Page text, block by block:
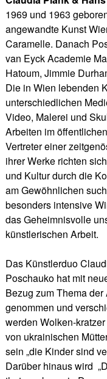
1969 und 1963
angewandte Kunst
Caramelle. Danach
van Eyck Academie
Hatoum, Jimmie
Die in Wien lebenden
unterschiedlichen
Video, Malerei und
Arbeiten im
Vertreter einer
ihrer Werke richten
und Kultur durch die
am Gewöhnlichen
besonders intensive
das Geheimnisvolle
künstlerischen Arbeit.
Das Künstlerduo
Poschauko hat mit
Bezug zum Thema der
genommen und
werden Wolken-
von ukrainischen
sein „die Kinder sind
Darüber hinaus wird